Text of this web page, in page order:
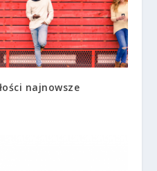
najnowsze